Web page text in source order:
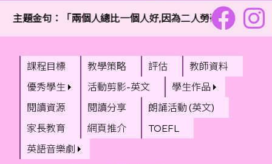
主題金句：「兩個人總比一個人好,因為二人勞碌同得美好的
課程目標 教學策略 評估
教師資料
優秀學生
活動剪影-英文
學生作品
閱讀資源
閱讀分享
朗誦活動 (英文)
家長教育
網頁推介
TOEFL
英語音樂劇